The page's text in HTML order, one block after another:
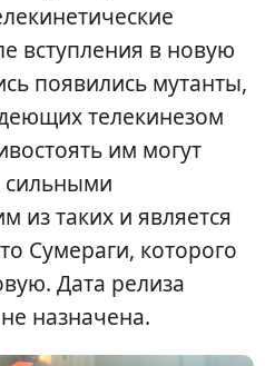
вступления в новую
появились мутанты,
телекинезом
им могут
из таких и является
Сумераги, которого
Дата релиза
не назначена.